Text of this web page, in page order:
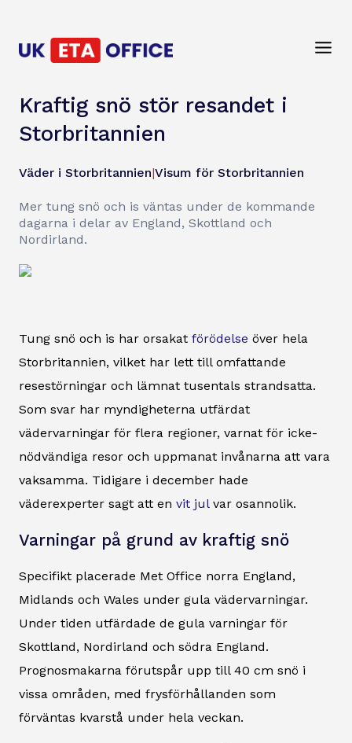
Kraftig snö stör resandet i
Storbritannien
Väder i Storbritannien|Visum för Storbritannien
Mer tung snö och is väntas under de kommande
dagarna i delar av England, Skottland och
Nordirland.
Tung snö och is har orsakat förödelse över hela
Storbritannien, vilket har lett till omfattande
resestörningar och lämnat tusentals strandsatta.
Som svar har myndigheterna utfärdat
vädervarningar för flera regioner, varnat för icke-
nödvändiga resor och uppmanat invånarna att vara
vaksamma. Tidigare i december hade
väderexperter sagt att en vit julvar osannolik.
Varningar på grund av kraftig snö
Specifikt placerade Met Office norra England,
Midlands och Wales under gula vädervarningar.
Under tiden utfärdade de gula varningar för
Skottland, Nordirland och södra England.
Prognosmakarna förutspår upp till 40 cm snö i
vissa områden, med frysförhållanden som
förväntas kvarstå under hela veckan.